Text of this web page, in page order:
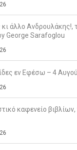
άλλο Ανδρουλάκης!,
George Sarafoglou
εν Εφέσω – 4
καφενείο